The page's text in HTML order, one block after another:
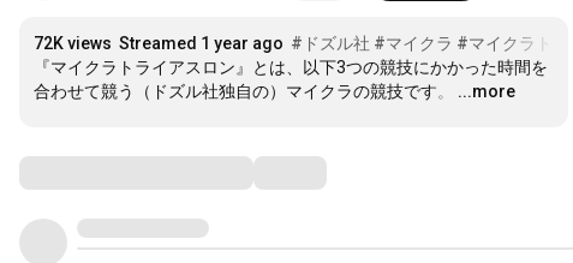
72K views Streamed 1 year ago #ドズル社 #マイクラ #マイクラト
『マイクラトライアスロン』とは、以下3つの競技にかかった時間を
合わせて競う（ドズル社独自の）マイクラの競技です。
…
...more